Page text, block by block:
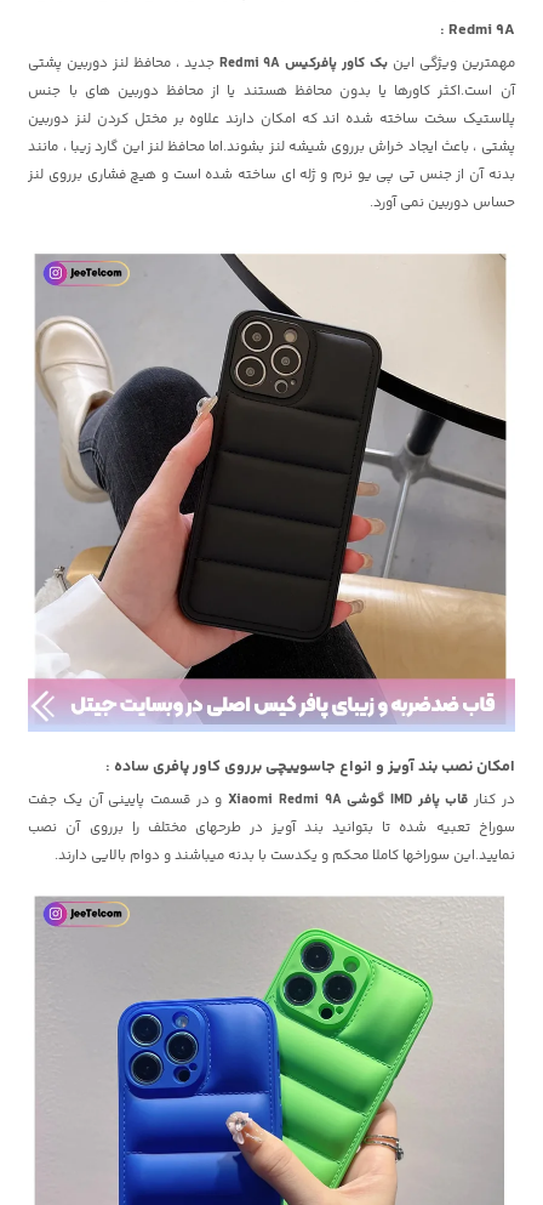
Redmi 9A :
مهمترین ویژگی این بک کاور پافرکیس Redmi 9A
جدید ، محافظ لنز دوربین پشتی
آن است.اکثر کاورها یا بدون محافظ هستند یا از محافظ دوربین های با جنس
پلاستیک سخت ساخته شده اند که امکان دارند علاوه بر مختل کردن لنز دوربین
پشتی ، باعث ایجاد خراش برروی شیشه لنز بشوند.اما محافظ لنز این گارد زیبا ، مانند
بدنه آن از جنس تی پی یو نرم و ژله ای ساخته شده است و هیچ فشاری برروی لنز
حساس دوربین نمی آورد.
امکان نصب بند آویز و انواع جاسوییچی برروی کاور پافری ساده :
در کنار قاب پافر IMD گوشی Xiaomi Redmi 9A
و در قسمت پایینی آن یک جفت
سوراخ تعبیه شده تا بتوانید بند آویز در طرحهای مختلف را برروی آن نصب
نمایید.این سوراخها کاملا محکم و یکدست با بدنه میباشند و دوام بالایی دارند.